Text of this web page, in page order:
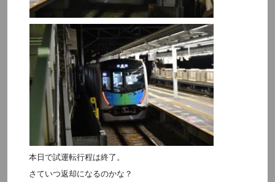
本日で試運転行程は終了。
さていつ返却になるのかな？